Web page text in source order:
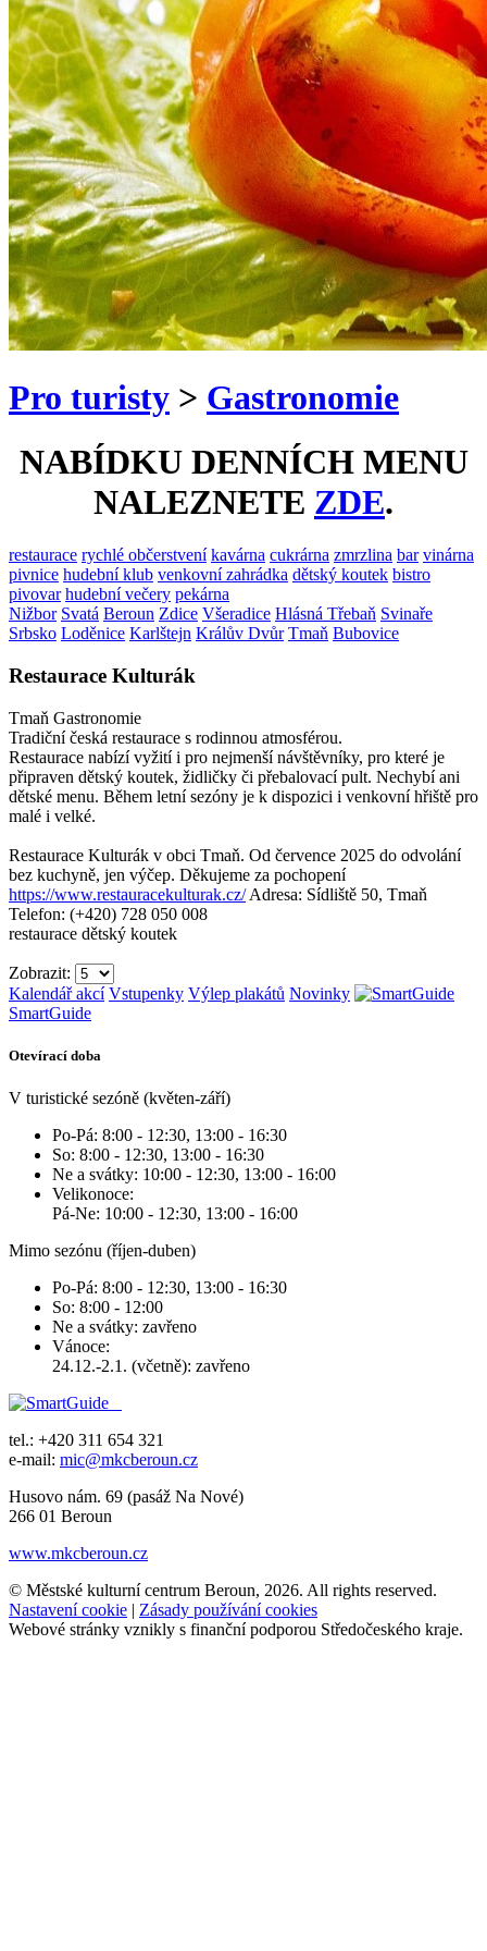
Pro turisty > Gastronomie
NABÍDKU DENNÍCH MENU
NALEZNETE ZDE.
restaurace rychlé občerstvení kavárna cukrárna zmrzlina bar vinárna
pivnice hudební klub venkovní zahrádka dětský koutek bistro
pivovar hudební večery pekárna
Nižbor Svatá Beroun Zdice Všeradice Hlásná Třebaň Svinaře
Srbsko Loděnice Karlštejn Králův Dvůr Tmaň Bubovice
Restaurace Kulturák
Tmaň Gastronomie
Tradiční česká restaurace s rodinnou atmosférou.
Restaurace nabízí vyžití i pro nejmenší návštěvníky, pro které je
připraven dětský koutek, židličky či přebalovací pult. Nechybí ani
dětské menu. Během letní sezóny je k dispozici i venkovní hřiště pro
malé i velké.
Restaurace Kulturák v obci Tmaň. Od července 2025 do odvolání
bez kuchyně, jen výčep. Děkujeme za pochopení
https://www.restauracekulturak.cz/ Adresa: Sídliště 50, Tmaň
Telefon: (+420) 728 050 008
restaurace dětský koutek
Zobrazit:
Kalendář akcí Vstupenky Výlep plakátů Novinky
SmartGuide
Otevírací doba
V turistické sezóně (květen-září)
Po-Pá: 8:00 - 12:30, 13:00 - 16:30
So: 8:00 - 12:30, 13:00 - 16:30
Ne a svátky: 10:00 - 12:30, 13:00 - 16:00
Velikonoce:
Pá-Ne: 10:00 - 12:30, 13:00 - 16:00
Mimo sezónu (říjen-duben)
Po-Pá: 8:00 - 12:30, 13:00 - 16:30
So: 8:00 - 12:00
Ne a svátky: zavřeno
Vánoce:
24.12.-2.1. (včetně): zavřeno
tel.: +420 311 654 321
e-mail: mic@mkcberoun.cz
Husovo nám. 69 (pasáž Na Nové)
266 01 Beroun
www.mkcberoun.cz
© Městské kulturní centrum Beroun, 2026. All rights reserved.
Nastavení cookie | Zásady používání cookies
Webové stránky vznikly s finanční podporou Středočeského kraje.